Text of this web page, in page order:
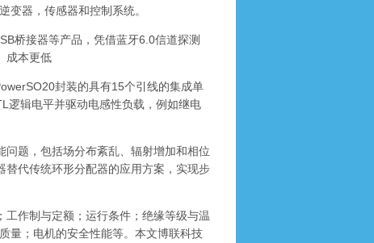
变器，传感器和控制系统。
桥接器等产品，凭借蓝牙6.0信道探测
成本更低
封装的具有15个引线的集成单
逻辑电平并驱动电感性负载，例如继电
题，包括场分布紊乱、辐射增加和相位
替代传统环形分配器的应用方案，实现步
作制与定额；运行条件；绝缘等级与温
量；电机的安全性能等。本文博联科技